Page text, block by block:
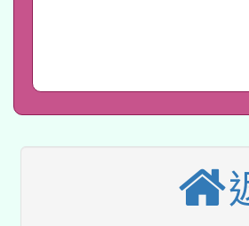
用水績優單
桃園市孔
2026年桃
本校115學
招甄選結果
適應運動共
本館辦理
暨閱讀推動
科技賦能─